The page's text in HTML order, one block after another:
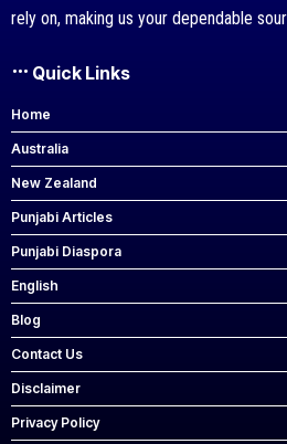
rely on, making us your dependable
Quick Links
Home
Australia
New Zealand
Punjabi Articles
Punjabi Diaspora
English
Blog
Contact Us
Disclaimer
Privacy Policy